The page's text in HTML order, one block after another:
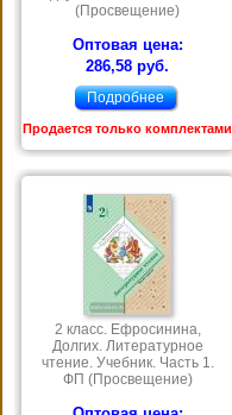
(Просвещение)
Оптовая цена:
286,58 руб.
Подробнее
Продается только комплектами
2 класс. Ефросинина,
Долгих. Литературное
чтение. Учебник. Часть 1.
ФП (Просвещение)